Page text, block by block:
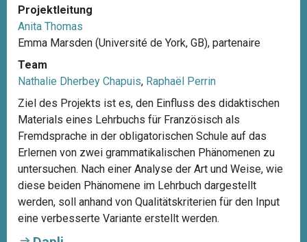
Projektleitung
Anita Thomas
Emma Marsden (Université de York, GB), partenaire
Team
Nathalie Dherbey Chapuis, Raphaël Perrin
Ziel des Projekts ist es, den Einfluss des didaktischen
Materials eines Lehrbuchs für Französisch als
Fremdsprache in der obligatorischen Schule auf das
Erlernen von zwei grammatikalischen Phänomenen zu
untersuchen. Nach einer Analyse der Art und Weise, wie
diese beiden Phänomene im Lehrbuch dargestellt
werden, soll anhand von Qualitätskriterien für den Input
eine verbesserte Variante erstellt werden.